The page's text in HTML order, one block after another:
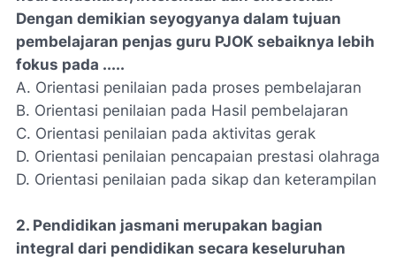
Dengan demikian seyogyanya dalam tujuan
pembelajaran penjas guru PJOK sebaiknya lebih
fokus pada .....
A. Orientasi penilaian pada proses pembelajaran
B. Orientasi penilaian pada Hasil pembelajaran
C. Orientasi penilaian pada aktivitas gerak
D. Orientasi penilaian pencapaian prestasi olahraga
D. Orientasi penilaian pada sikap dan keterampilan
2. Pendidikan jasmani merupakan bagian
integral dari pendidikan secara keseluruhan